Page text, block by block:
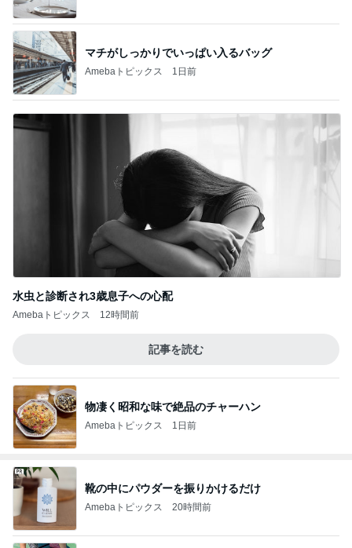
マチがしっかりでいっぱい入るバッグ
Amebaトピックス 1日前
水虫と診断され3歳息子への心配
Amebaトピックス 12時間前
記事を読む
物凄く昭和な味で絶品のチャーハン
Amebaトピックス 1日前
靴の中にパウダーを振りかけるだけ
Amebaトピックス 20時間前